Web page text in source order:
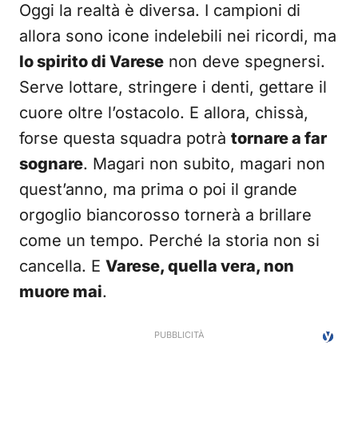
Oggi la realtà è diversa. I campioni di
allora sono icone indelebili nei ricordi, ma
lo spirito di Varese non deve spegnersi.
Serve lottare, stringere i denti, gettare il
cuore oltre l’ostacolo. E allora, chissà,
forse questa squadra potrà tornare a far
sognare. Magari non subito, magari non
quest’anno, ma prima o poi il grande
orgoglio biancorosso tornerà a brillare
come un tempo. Perché la storia non si
cancella. E Varese, quella vera, non
muore mai.